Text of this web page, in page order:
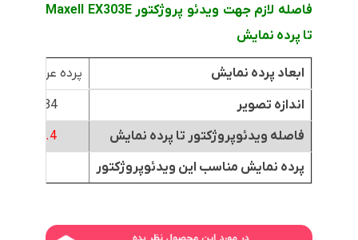
فاصله لازم جهت ویدئو پروژکتورMaxell EX303E
تا پرده نمایش
ابعاد پرده نمایش
پرده عرض 1.8متر
اندازه تصویر
84 اینچ
فاصله ویدئوپروژکتور تا پرده نمایش
3.4 متر
پرده نمایش مناسب این ویدئوپروژکتور